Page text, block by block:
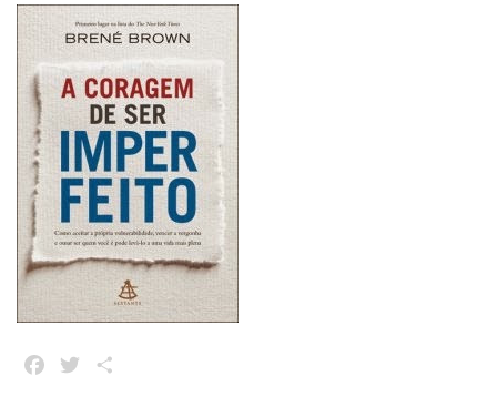
FacebookTwitter